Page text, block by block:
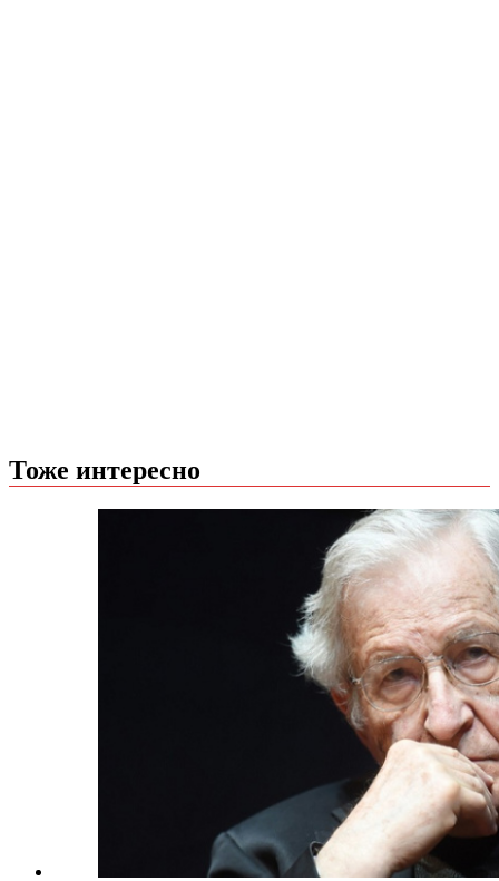
Тоже интересно